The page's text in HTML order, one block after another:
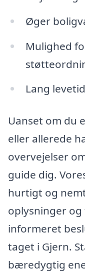
Øger
Mulighed
Lang
Uanset om du
eller allerede
overvejelser
guide dig.
hurtigt og
oplysninger
informeret
taget i Gjern.
bæredygtig